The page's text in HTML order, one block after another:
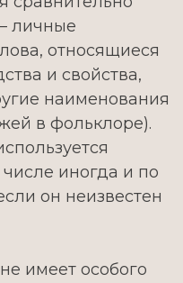
личные
относящиеся
и свойства,
наименования
в фольклоре).
числе иногда и по
он неизвестен
имеет особого